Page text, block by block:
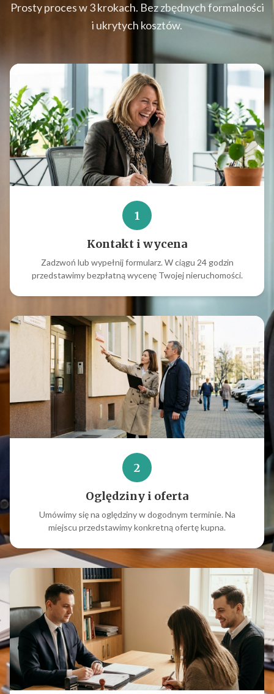
Prosty proces w 3 krokach. Bez zbędnych formalności
i ukrytych kosztów.
1
Kontakt i wycena
Zadzwoń lub wypełnij formularz. W ciągu 24 godzin
przedstawimy bezpłatną wycenę Twojej nieruchomości.
2
Oględziny i oferta
Umówimy się na oględziny w dogodnym terminie. Na
miejscu przedstawimy konkretną ofertę kupna.